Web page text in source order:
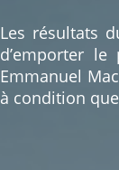
Les résultats
d’emporter
Emmanuel
à condition